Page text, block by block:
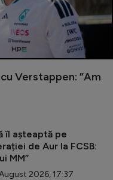
Verstappen: ”Am
îl așteaptă pe
de Aur la FCSB:
MM”
2026, 17:37